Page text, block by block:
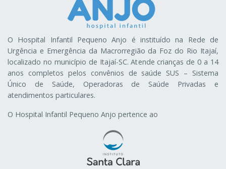
O Hospital Infantil Pequeno Anjo é instituído na Rede de
Urgência e Emergência da Macrorregião da Foz do Rio Itajaí,
localizado no município de Itajaí-SC. Atende crianças de 0 a 14
anos completos pelos convênios de saúde SUS – Sistema
Único de Saúde, Operadoras de Saúde Privadas e
atendimentos particulares.
O Hospital Infantil Pequeno Anjo pertence ao